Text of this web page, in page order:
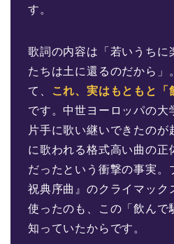
す。
歌詞の内容は「若いうちに
たちは土に還るのだから
て、
これ、実はもともと「
です。中世ヨーロッパの大
片手に歌い継いできたのが
に歌われる格式高い曲の正
だったという衝撃の事実。
祝典序曲』のクライマック
使ったのも、この「飲んで
知っていたからです。